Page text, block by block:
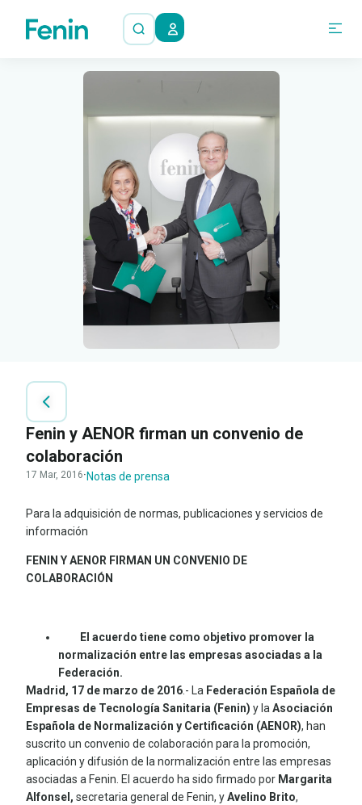
Fenin y AENOR firman un convenio de
colaboración
17 Mar, 2016· Notas de prensa
Para la adquisición de normas, publicaciones y servicios de
información
FENIN Y AENOR FIRMAN UN CONVENIO DE
COLABORACIÓN
El acuerdo tiene como objetivo promover la
normalización entre las empresas asociadas a la
Federación.
Madrid, 17 de marzo de 2016 .- La Federación Española de
Empresas de Tecnología Sanitaria (Fenin) y la Asociación
Española de Normalización y Certificación (AENOR), han
suscrito un convenio de colaboración para la promoción,
aplicación y difusión de la normalización entre las empresas
asociadas a Fenin. El acuerdo ha sido firmado por Margarita
Alfonsel, secretaria general de Fenin, yAvelino Brito,